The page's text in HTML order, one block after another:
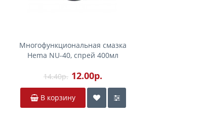
Многофункциональная смазка
Hema NU-40, спрей 400мл
14.40р. 12.00р.
В корзину